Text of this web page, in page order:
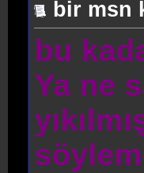
bir msn
bu
Ya ne